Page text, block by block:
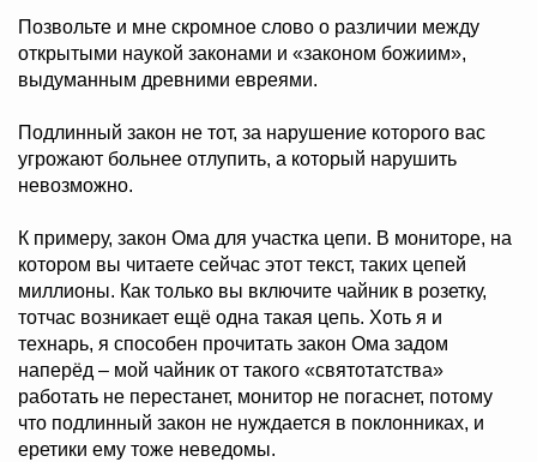
Позвольте и мне скромное слово о различии между
открытыми наукой законами и «законом божиим»,
выдуманным древними евреями.
Подлинный закон не тот, за нарушение которого вас
угрожают больнее отлупить, а который нарушить
невозможно.
К примеру, закон Ома для участка цепи. В мониторе, на
котором вы читаете сейчас этот текст, таких цепей
миллионы. Как только вы включите чайник в розетку,
тотчас возникает ещё одна такая цепь. Хоть я и
технарь, я способен прочитать закон Ома задом
наперёд – мой чайник от такого «святотатства»
работать не перестанет, монитор не погаснет, потому
что подлинный закон не нуждается в поклонниках, и
еретики ему тоже неведомы.